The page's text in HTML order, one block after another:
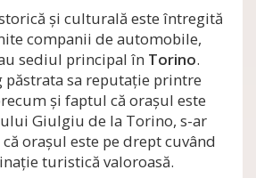
şi culturală este întregită
companii de automobile,
sediul principal în Torino.
sa reputaţie printre
şi faptul că oraşul este
Giulgiu de la Torino, s-ar
oraşul este pe drept cuvând
turistică valoroasă.